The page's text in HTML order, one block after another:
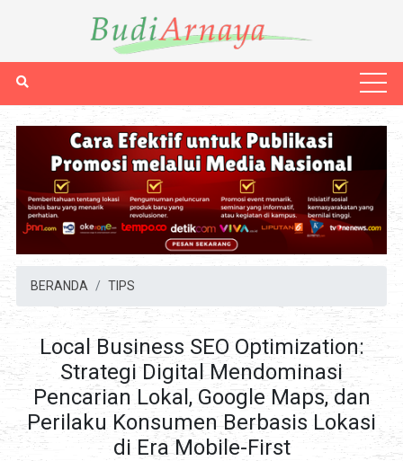
BERANDA TIPS
Local Business SEO Optimization:
Strategi Digital Mendominasi
Pencarian Lokal, Google Maps, dan
Perilaku Konsumen Berbasis Lokasi
di Era Mobile-First